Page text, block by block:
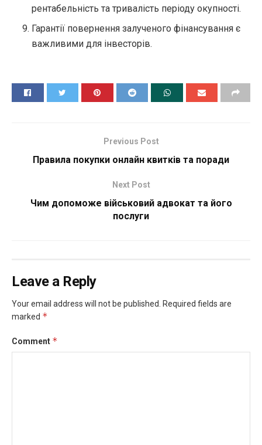
рентабельність та тривалість періоду окупності.
Гарантії повернення залученого фінансування є
важливими для інвесторів.
Previous Post
Правила покупки онлайн квитків та поради
Next Post
Чим допоможе військовий адвокат та його
послуги
Leave a Reply
Your email address will not be published.
Required fields are
marked *
Comment *